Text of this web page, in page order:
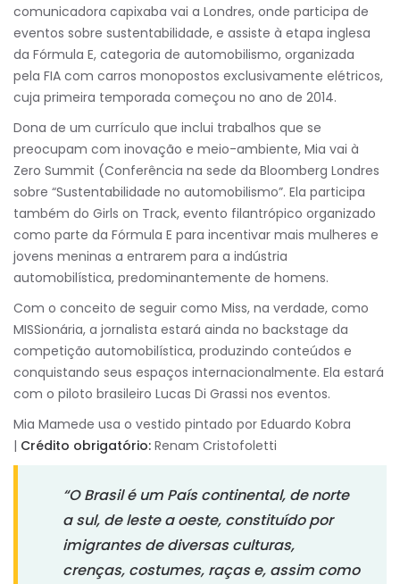
comunicadora capixaba vai a Londres, onde participa de
eventos sobre sustentabilidade, e assiste à etapa inglesa
da Fórmula E, categoria de automobilismo, organizada
pela FIA com carros monopostos exclusivamente elétricos,
cuja primeira temporada começou no ano de 2014.
Dona de um currículo que inclui trabalhos que se
preocupam com inovação e meio-ambiente, Mia vai à
Zero Summit (Conferência na sede da Bloomberg Londres
sobre “Sustentabilidade no automobilismo”. Ela participa
também do Girls on Track, evento filantrópico organizado
como parte da Fórmula E para incentivar mais mulheres e
jovens meninas a entrarem para a indústria
automobilística, predominantemente de homens.
Com o conceito de seguir como Miss, na verdade, como
MISSionária, a jornalista estará ainda no backstage da
competição automobilística, produzindo conteúdos e
conquistando seus espaços internacionalmente. Ela estará
com o piloto brasileiro Lucas Di Grassi nos eventos.
Mia Mamede usa o vestido pintado por Eduardo Kobra
| Crédito obrigatório: Renam Cristofoletti
“O Brasil é um País continental, de norte
a sul, de leste a oeste, constituído por
imigrantes de diversas culturas,
crenças, costumes, raças e, assim como